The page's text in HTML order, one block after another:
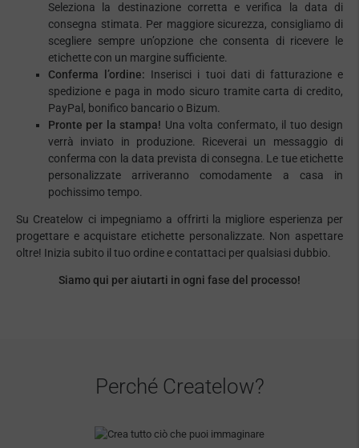
Seleziona la destinazione corretta e verifica la data di
consegna stimata. Per maggiore sicurezza, consigliamo di
scegliere sempre un’opzione che consenta di ricevere le
etichette con un margine sufficiente.
Conferma l’ordine: Inserisci i tuoi dati di fatturazione e
spedizione e paga in modo sicuro tramite carta di credito,
PayPal, bonifico bancario o Bizum.
Pronte per la stampa! Una volta confermato, il tuo design
verrà inviato in produzione. Riceverai un messaggio di
conferma con la data prevista di consegna. Le tue etichette
personalizzate arriveranno comodamente a casa in
pochissimo tempo.
Su Createlow ci impegniamo a offrirti la migliore esperienza per
progettare e acquistare etichette personalizzate. Non aspettare
oltre! Inizia subito il tuo ordine e contattaci per qualsiasi dubbio.
Siamo qui per aiutarti in ogni fase del processo!
Perché Createlow?